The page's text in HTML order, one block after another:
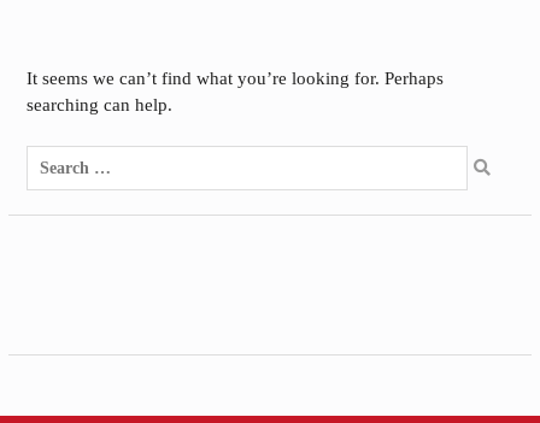
It seems we can’t find what you’re looking for. Perhaps
searching can help.
Search
for: